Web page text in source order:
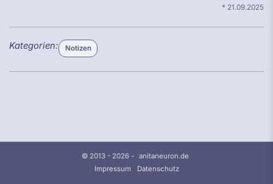
* 21.09.2025
Kategorien
Kategorien: Notizen
© 2013 - 2026 - anitaneuron.de
Impressum
Datenschutz